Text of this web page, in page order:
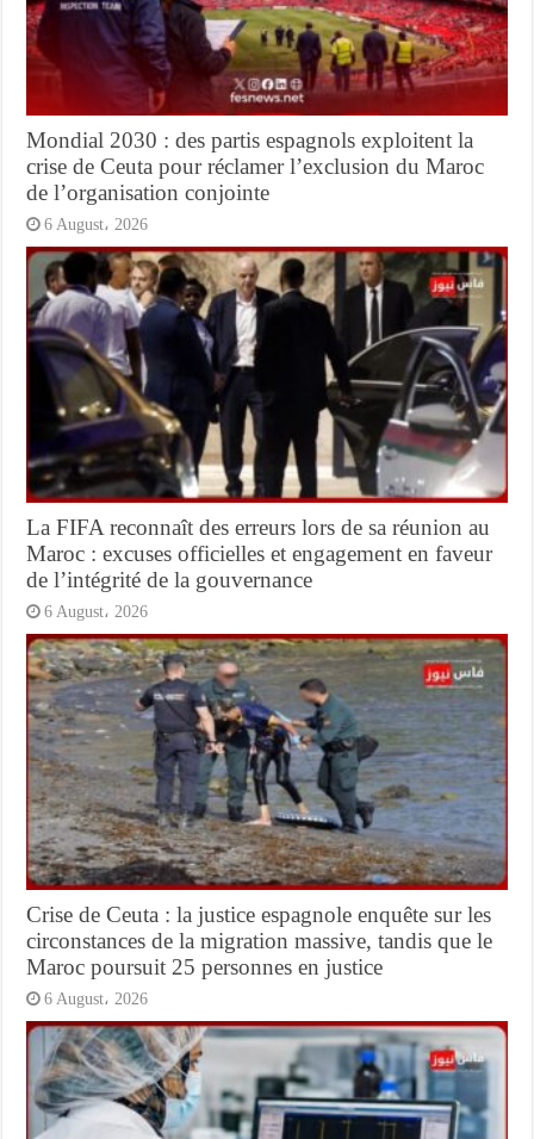
Mondial 2030 : des partis espagnols exploitent la
crise de Ceuta pour réclamer l’exclusion du Maroc
de l’organisation conjointe
6 August، 2026
La FIFA reconnaît des erreurs lors de sa réunion au
Maroc : excuses officielles et engagement en faveur
de l’intégrité de la gouvernance
6 August، 2026
Crise de Ceuta : la justice espagnole enquête sur les
circonstances de la migration massive, tandis que le
Maroc poursuit 25 personnes en justice
6 August، 2026